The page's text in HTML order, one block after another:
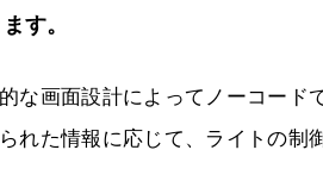
す。
な画面設計によってノーコード
れた情報に応じて、ライトの